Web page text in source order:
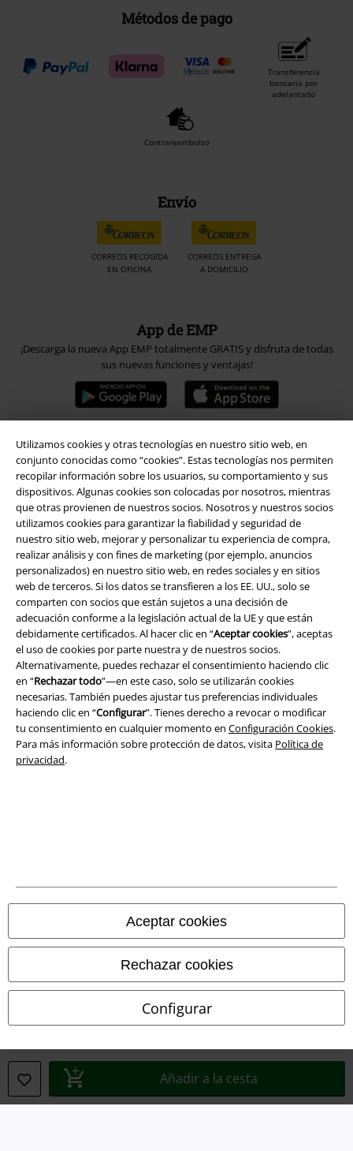
Utilizamos cookies y otras tecnologías en nuestro sitio web, en
conjunto conocidas como “cookies”. Estas tecnologías nos permiten
recopilar información sobre los usuarios, su comportamiento y sus
dispositivos. Algunas cookies son colocadas por nosotros, mientras
que otras provienen de nuestros socios. Nosotros y nuestros socios
utilizamos cookies para garantizar la fiabilidad y seguridad de
nuestro sitio web, mejorar y personalizar tu experiencia de compra,
realizar análisis y con fines de marketing (por ejemplo, anuncios
personalizados) en nuestro sitio web, en redes sociales y en sitios
web de terceros. Si los datos se transfieren a los EE. UU., solo se
comparten con socios que están sujetos a una decisión de
adecuación conforme a la legislación actual de la UE y que están
debidamente certificados. Al hacer clic en “Aceptar cookies”, aceptas
el uso de cookies por parte nuestra y de nuestros socios.
Alternativamente, puedes rechazar el consentimiento haciendo clic
en “Rechazar todo”—en este caso, solo se utilizarán cookies
necesarias. También puedes ajustar tus preferencias individuales
haciendo clic en “Configurar”. Tienes derecho a revocar o modificar
tu consentimiento en cualquier momento en Configuración Cookies.
Para más información sobre protección de datos, visita Política de
privacidad.
Aceptar cookies
Rechazar cookies
Configurar
Añadir a la cesta
Métodos de pago
Transferencia
bancaria por
adelantado
Contrareembolso
Envío
CORREOS RECOGIDA
EN OFICINA
CORREOS ENTREGA
A DOMICILIO
App de EMP
¡Descarga la nueva App EMP totalmente GRATIS y disfruta de todas
sus nuevas funciones y ventajas!
A Warner Music Group Company
Seguridad
Ley protección de datos
Eliminación de residuos y protección del medioambiente
Declaración de Conformidad
Información sobre accesibilidad
Cancelar pedido